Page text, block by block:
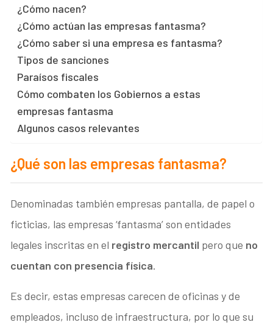
¿Cómo nacen?
¿Cómo actúan las empresas fantasma?
¿Cómo saber si una empresa es fantasma?
Tipos de sanciones
Paraísos fiscales
Cómo combaten los Gobiernos a estas
empresas fantasma
Algunos casos relevantes
¿Qué son las empresas fantasma?
Denominadas también empresas pantalla, de papel o
ficticias, las empresas ‘fantasma’ son entidades
legales inscritas en el registro mercantil pero que no
cuentan con presencia física.
Es decir, estas empresas carecen de oficinas y de
empleados, incluso de infraestructura, por lo que su